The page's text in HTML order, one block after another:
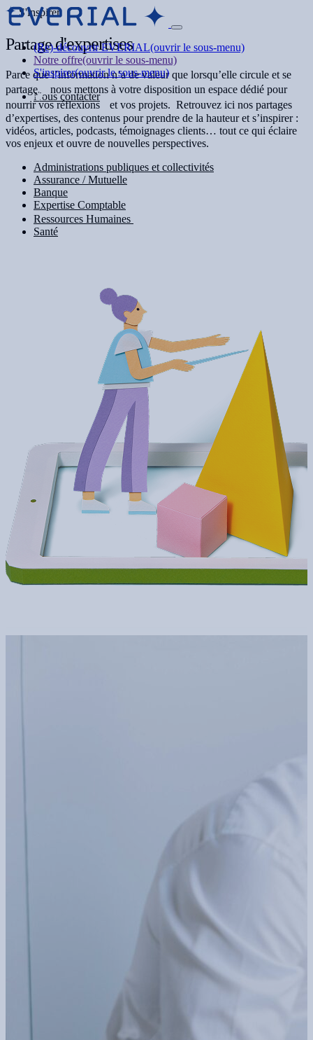
(Re)-découvrir EVERIAL(ouvrir le sous-menu)
Notre offre(ouvrir le sous-menu)
S'inspirer(ouvrir le sous-menu)
Nous contacter
S'inspirer
Partaged'expertises
Parce que l’information n’a de valeur que lorsqu’elle circule et se
partage, nous mettons à votre disposition un espace dédié pour
nourrir vos réflexions et vos projets. Retrouvez ici nos partages
d’expertises, des contenus pour prendre de la hauteur et s’inspirer :
vidéos, articles, podcasts, témoignages clients… tout ce qui éclaire
vos enjeux et ouvre de nouvelles perspectives.
Administrations publiques et collectivités
Assurance / Mutuelle
Banque
Expertise Comptable
Ressources Humaines
Santé